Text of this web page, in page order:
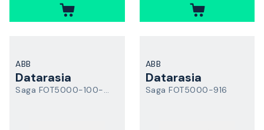
ABB
Datarasia
Saga FOT5000-100-916
ABB
Datarasia
Saga FOT5000-916